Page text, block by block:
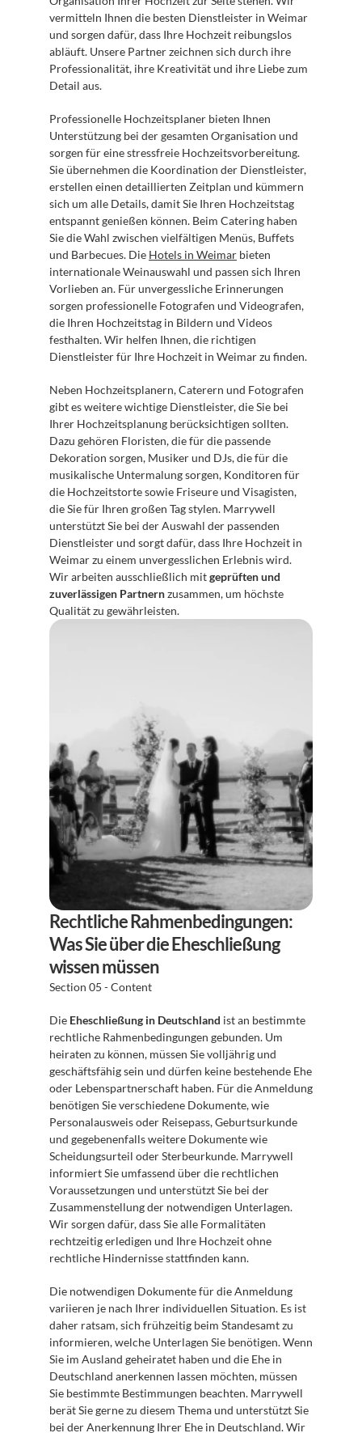
vermitteln Ihnen die besten Dienstleister in Weimar
und sorgen dafür, dass Ihre Hochzeit reibungslos
abläuft. Unsere Partner zeichnen sich durch ihre
Professionalität, ihre Kreativität und ihre Liebe zum
Detail aus.
Professionelle Hochzeitsplaner bieten Ihnen
Unterstützung bei der gesamten Organisation und
sorgen für eine stressfreie Hochzeitsvorbereitung.
Sie übernehmen die Koordination der Dienstleister,
erstellen einen detaillierten Zeitplan und kümmern
sich um alle Details, damit Sie Ihren Hochzeitstag
entspannt genießen können. Beim Catering haben
Sie die Wahl zwischen vielfältigen Menüs, Buffets
und Barbecues. Die Hotels in Weimar bieten
internationale Weinauswahl und passen sich Ihren
Vorlieben an. Für unvergessliche Erinnerungen
sorgen professionelle Fotografen und Videografen,
die Ihren Hochzeitstag in Bildern und Videos
festhalten. Wir helfen Ihnen, die richtigen
Dienstleister für Ihre Hochzeit in Weimar zu finden.
Neben Hochzeitsplanern, Caterern und Fotografen
gibt es weitere wichtige Dienstleister, die Sie bei
Ihrer Hochzeitsplanung berücksichtigen sollten.
Dazu gehören Floristen, die für die passende
Dekoration sorgen, Musiker und DJs, die für die
musikalische Untermalung sorgen, Konditoren für
die Hochzeitstorte sowie Friseure und Visagisten,
die Sie für Ihren großen Tag stylen. Marrywell
unterstützt Sie bei der Auswahl der passenden
Dienstleister und sorgt dafür, dass Ihre Hochzeit in
Weimar zu einem unvergesslichen Erlebnis wird.
Wir arbeiten ausschließlich mit geprüften und
zuverlässigen Partnern zusammen, um höchste
Qualität zu gewährleisten.
Rechtliche Rahmenbedingungen:
Was Sie über die Eheschließung
wissen müssen
Section 05 - Content
Die Eheschließung in Deutschland ist an bestimmte
rechtliche Rahmenbedingungen gebunden. Um
heiraten zu können, müssen Sie volljährig und
geschäftsfähig sein und dürfen keine bestehende Ehe
oder Lebenspartnerschaft haben. Für die Anmeldung
benötigen Sie verschiedene Dokumente, wie
Personalausweis oder Reisepass, Geburtsurkunde
und gegebenenfalls weitere Dokumente wie
Scheidungsurteil oder Sterbeurkunde. Marrywell
informiert Sie umfassend über die rechtlichen
Voraussetzungen und unterstützt Sie bei der
Zusammenstellung der notwendigen Unterlagen.
Wir sorgen dafür, dass Sie alle Formalitäten
rechtzeitig erledigen und Ihre Hochzeit ohne
rechtliche Hindernisse stattfinden kann.
Die notwendigen Dokumente für die Anmeldung
variieren je nach Ihrer individuellen Situation. Es ist
daher ratsam, sich frühzeitig beim Standesamt zu
informieren, welche Unterlagen Sie benötigen. Wenn
Sie im Ausland geheiratet haben und die Ehe in
Deutschland anerkennen lassen möchten, müssen
Sie bestimmte Bestimmungen beachten. Marrywell
berät Sie gerne zu diesem Thema und unterstützt Sie
bei der Anerkennung Ihrer Ehe in Deutschland. Wir